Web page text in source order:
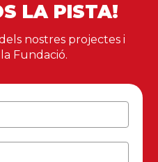
LA PISTA!
nostres projectes i
Fundació.